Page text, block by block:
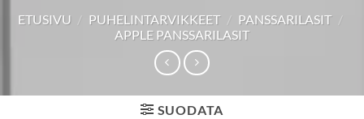
ETUSIVU / PUHELINTARVIKKEET / PANSSARILASIT /
APPLE PANSSARILASIT
SUODATA